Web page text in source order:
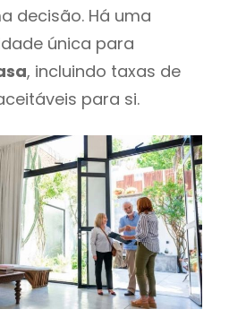
decisão. Há uma
única para
, incluindo taxas de
para si.